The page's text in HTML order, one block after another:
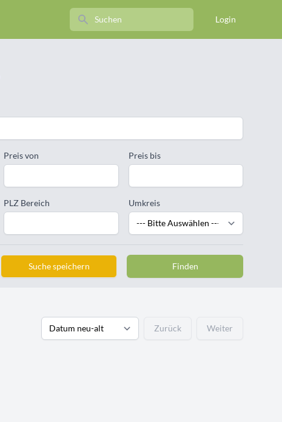
Search Login
Preis von Preis bis
PLZ Bereich Umkreis
Suche speichern Finden
Zurück Weiter